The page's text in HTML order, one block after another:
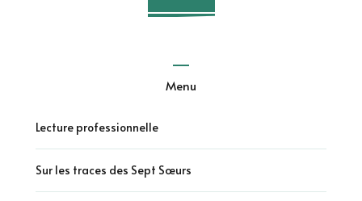
Menu
Lecture professionnelle
Sur les traces des Sept Sœurs